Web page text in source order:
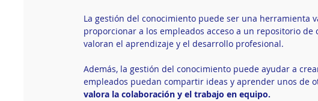
La gestión del conocimiento puede ser una herramienta
proporcionar a los empleados acceso a un repositorio
valoran el aprendizaje y el desarrollo profesional.
Además, la gestión del conocimiento puede ayudar a
empleados puedan compartir ideas y aprender unos de
valora la colaboración y el trabajo en equipo.